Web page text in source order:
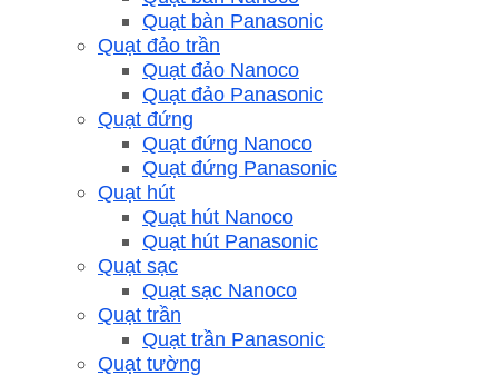
Quạt bàn Panasonic
Quạt đảo trần
Quạt đảo Nanoco
Quạt đảo Panasonic
Quạt đứng
Quạt đứng Nanoco
Quạt đứng Panasonic
Quạt hút
Quạt hút Nanoco
Quạt hút Panasonic
Quạt sạc
Quạt sạc Nanoco
Quạt trần
Quạt trần Panasonic
Quạt tường